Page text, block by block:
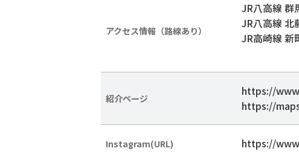
アクセス情報（路線あり）
JR八高線 群
JR八高線 北
JR高崎線 新
紹介ページ
https://
https://
Instagram(URL) https://